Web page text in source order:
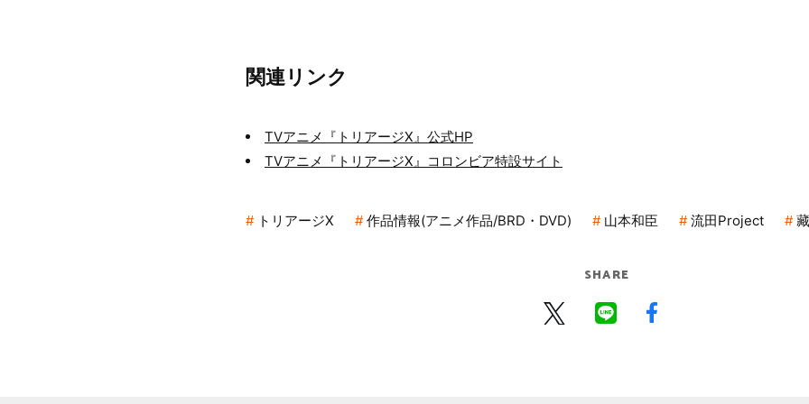
関連リンク
TVアニメ『トリアージX』公式HP
TVアニメ『トリアージX』コロンビア特設サイト
トリアージX 作品情報(アニメ作品/BRD・DVD) 山本和臣 流田Project
SHARE